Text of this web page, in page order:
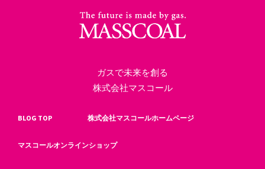
ガスで未来を創る
株式会社マスコール
BLOG TOP 株式会社マスコールホームページ
マスコールオンラインショップ